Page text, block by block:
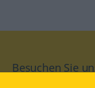
Besuchen Sie